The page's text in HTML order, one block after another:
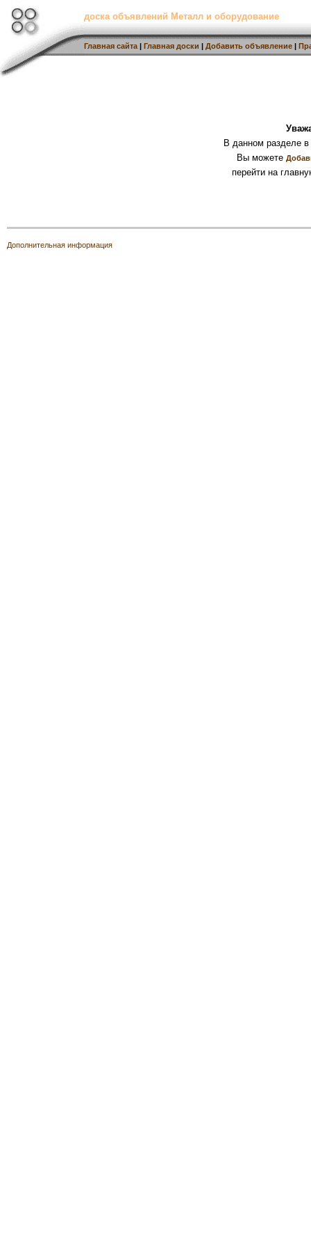
доска объявлений Металл и оборудование
Главная сайта | Главная доски | Добавить объявление |
В данном разделе
Вы можете
перейти на
Дополнительная информация